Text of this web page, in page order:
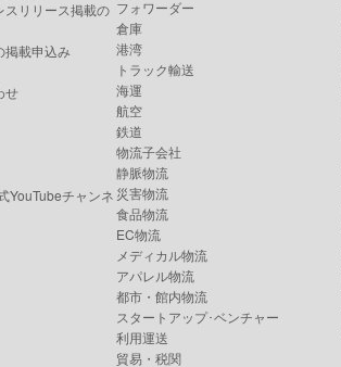
スリリース掲載の
掲載申込み
せ
YouTubeチャンネ
フォワーダー
倉庫
港湾
トラック輸送
海運
航空
鉄道
物流子会社
静脈物流
災害物流
食品物流
EC物流
メディカル物流
アパレル物流
都市・館内物流
スタートアップ･ベンチャー
利用運送
貿易・税関